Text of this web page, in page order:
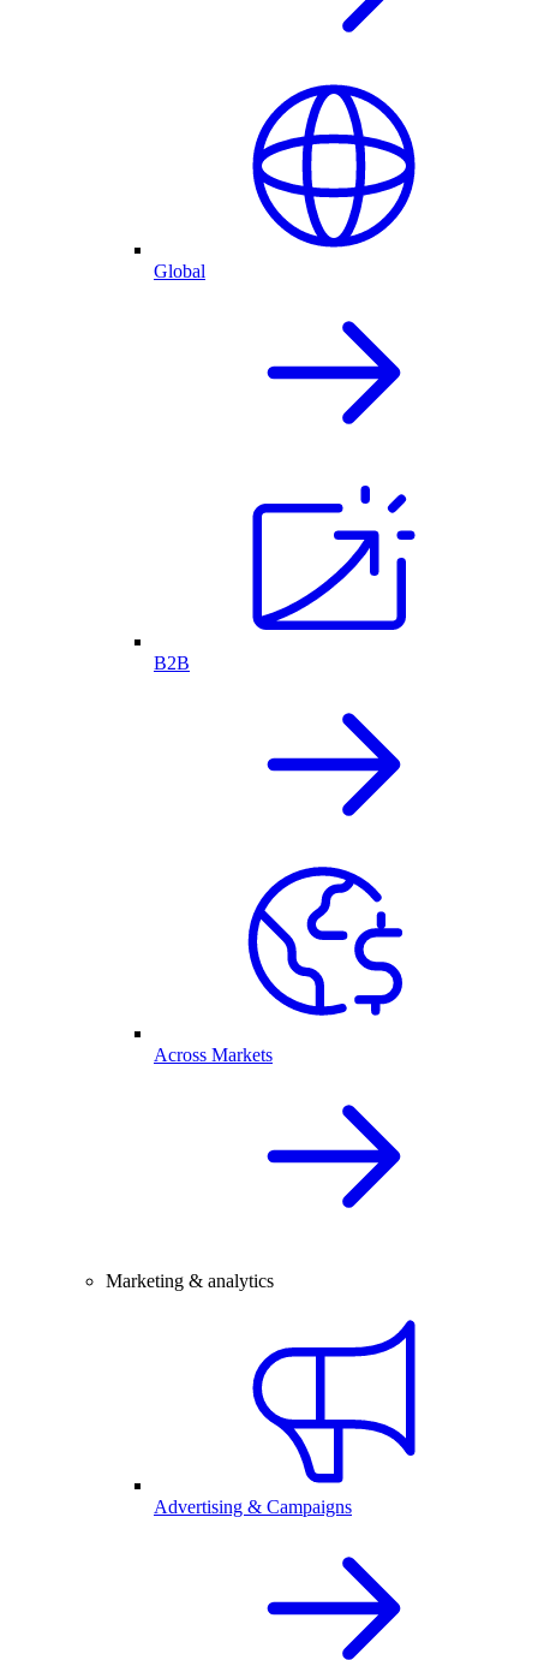
Global
B2B
Across Markets
Marketing & analytics
Advertising & Campaigns